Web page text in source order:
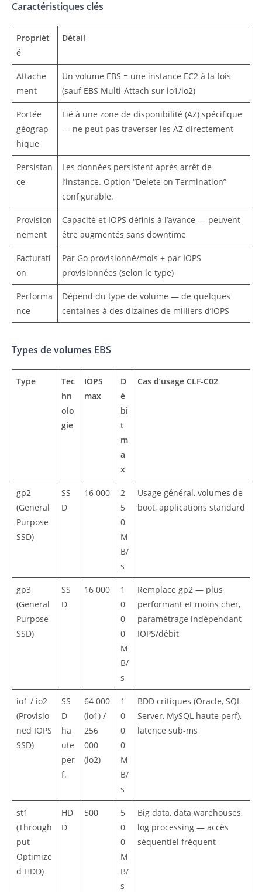
Caractéristiques clés
Propriét
é
Détail
Attache
ment
Un volume EBS = une instance EC2 à la fois
(sauf EBS Multi-Attach sur io1/io2)
Portée
géograp
hique
Lié à une zone de disponibilité (AZ) spécifique
— ne peut pas traverser les AZ directement
Persistan
ce
Les données persistent après arrêt de
l’instance. Option “Delete on Termination”
configurable.
Provision
nement
Capacité et IOPS définis à l’avance — peuvent
être augmentés sans downtime
Facturati
on
Par Go provisionné/mois + par IOPS
provisionnées (selon le type)
Performa
nce
Dépend du type de volume — de quelques
centaines à des dizaines de milliers d’IOPS
Types de volumes EBS
Type
Tec
hn
olo
gie
IOPS
max
D
é
bi
t
m
a
x
Cas d’usage CLF-C02
gp2
(General
Purpose
SSD)
SS
D
16 000
2
5
0
M
B/
s
Usage général, volumes de
boot, applications standard
gp3
(General
Purpose
SSD)
SS
D
16 000
1
0
0
0
M
B/
s
Remplace gp2 — plus
performant et moins cher,
paramétrage indépendant
IOPS/débit
io1 / io2
(Provisio
ned IOPS
SSD)
SS
D
ha
ute
per
f.
64 000
(io1) /
256
000
(io2)
1
0
0
0
M
B/
s
BDD critiques (Oracle, SQL
Server, MySQL haute perf),
latence sub-ms
st1
(Through
put
Optimize
d HDD)
HD
D
500
5
0
0
M
B/
s
Big data, data warehouses,
log processing — accès
séquentiel fréquent